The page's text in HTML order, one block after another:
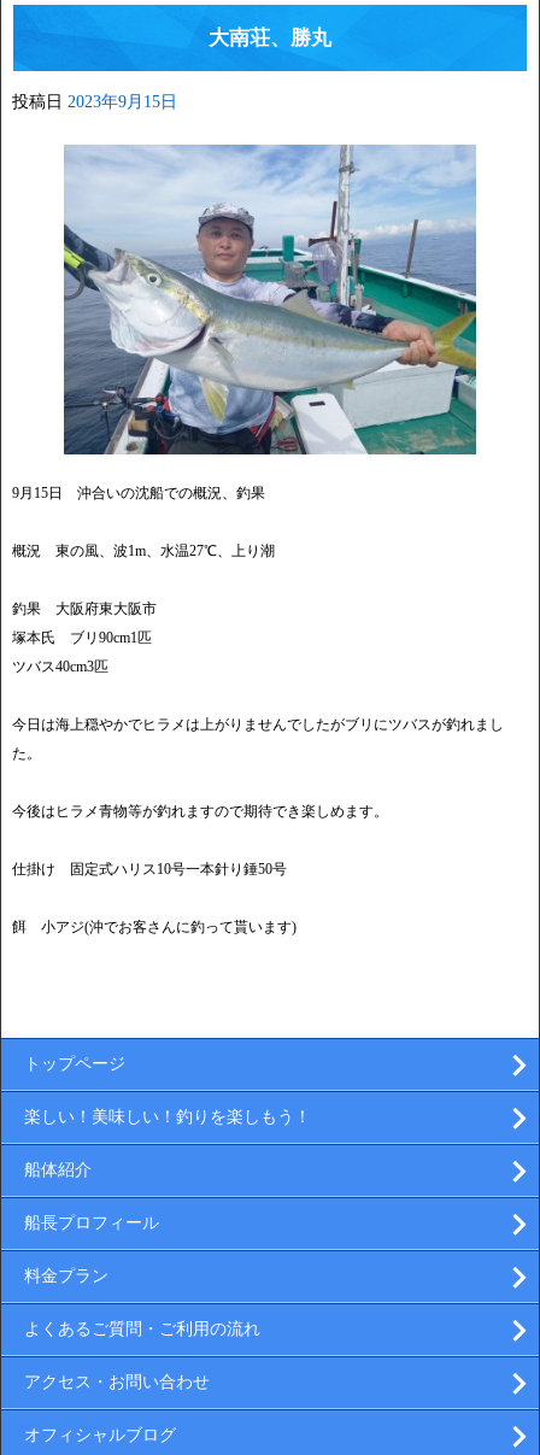
大南荘、勝丸
投稿日 2023年9月15日
9月15日 沖合いの沈船での概況、釣果
概況 東の風、波1m、水温27℃、上り潮
釣果 大阪府東大阪市
塚本氏 ブリ90cm1匹
ツバス40cm3匹
今日は海上穏やかでヒラメは上がりませんでしたがブリにツバスが釣れまし
た。
今後はヒラメ青物等が釣れますので期待でき楽しめます。
仕掛け 固定式ハリス10号一本針り錘50号
餌 小アジ(沖でお客さんに釣って貰います)
トップページ
楽しい！美味しい！釣りを楽しもう！
船体紹介
船長プロフィール
料金プラン
よくあるご質問・ご利用の流れ
アクセス・お問い合わせ
オフィシャルブログ